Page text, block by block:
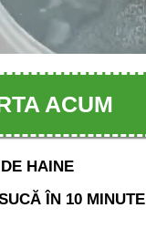
ACUM
HAINE
ÎN 10 MINUTE